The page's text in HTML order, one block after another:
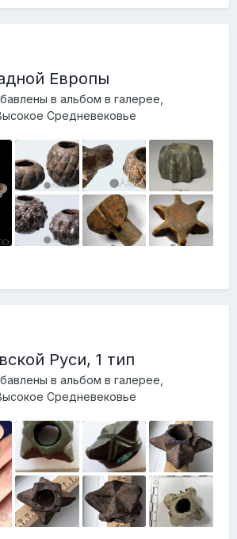
1
1
1 1
1
Европы
в альбом в галерее,
Средневековье
Руси, 1 тип
в альбом в галерее,
Средневековье